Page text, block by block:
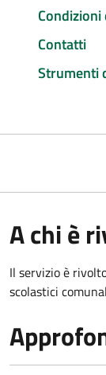
Contatti
Strumenti
A chi è
Il servizio è
scolastici